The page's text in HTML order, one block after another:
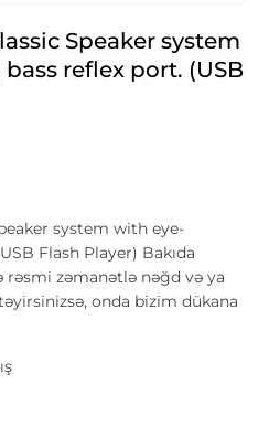
Speaker system
reflex port. (USB
system with eye-
Flash Player) Bakıda
rəsmi zəmanətlə nəğd və ya
onda bizim dükana